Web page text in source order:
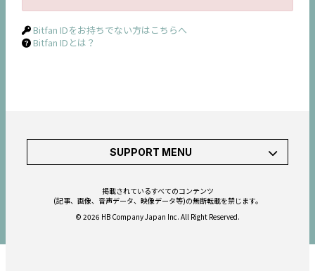
Bitfan IDをお持ちでない方はこちらへ
Bitfan IDとは？
SUPPORT MENU
掲載されているすべてのコンテンツ
(記事、画像、音声データ、映像データ等)の無断転載を禁じます。
© 2026 HB Company Japan Inc. All Right Reserved.